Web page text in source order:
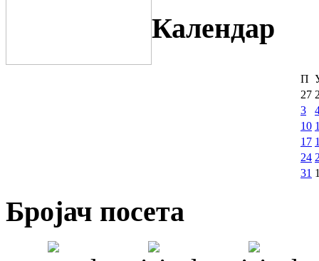
Календар
П
27
3
10
17
24
31
Бројач посета